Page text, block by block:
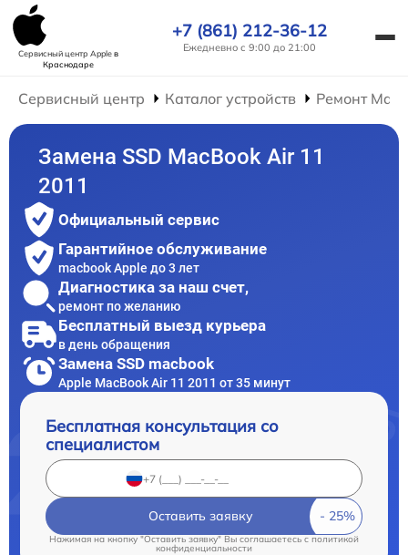
Сервисный центр Appleв
Краснодаре
+7 (861) 212-36-12
Ежедневно с 9:00 до 21:00
Сервисный центр Каталог устройств Ремонт
Замена SSD MacBook Air 11
2011
Официальный сервис
Гарантийное обслуживание
macbook Apple до 3 лет
Диагностика за наш счет,
ремонт по желанию
Бесплатный выезд курьера
в день обращения
Замена SSD macbook
Apple MacBook Air 11 2011 от 35 минут
Бесплатная консультация со
специалистом
Оставить заявку
Нажимая на кнопку "Оставить заявку" Вы соглашаетесь cполитикой
конфиденциальности